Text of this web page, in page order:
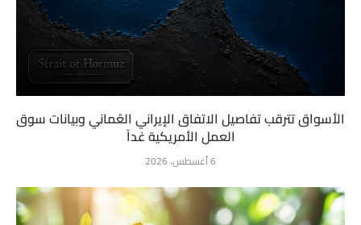
الأسواق تترقب تفاصيل الاتفاق الإيراني العُماني وبيانات سوق
العمل الأمريكية غداً
6 أغسطس، 2026